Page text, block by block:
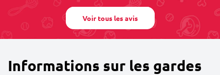
Voir tous les avis
Informations sur les gardes